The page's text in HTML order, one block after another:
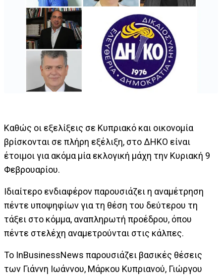
Καθώς οι εξελίξεις σε Κυπριακό και οικονομία
βρίσκονται σε πλήρη εξέλιξη, στο ΔΗΚΟ είναι
έτοιμοι για ακόμα μία εκλογική μάχη την Κυριακή 9
Φεβρουαρίου.
Ιδιαίτερο ενδιαφέρον παρουσιάζει η αναμέτρηση
πέντε υποψηφίων για τη θέση του δεύτερου τη
τάξει στο κόμμα, αναπληρωτή προέδρου, όπου
πέντε στελέχη αναμετρούνται στις κάλπες.
Το InBusinessNews παρουσιάζει βασικές θέσεις
των Γιάννη Ιωάννου, Μάρκου Κυπριανού, Γιώργου